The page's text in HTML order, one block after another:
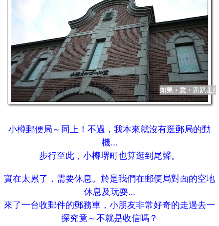
小樽郵便局～同上！不過，我本來就沒有逛郵局的動
機...
步行至此，小樽堺町也算逛到尾聲。
實在太累了，需要休息。於是我們在郵便局對面的空地
休息及玩耍...
來了一台收郵件的郵務車，小朋友非常好奇的走過去一
探究竟～不就是收信嗎？